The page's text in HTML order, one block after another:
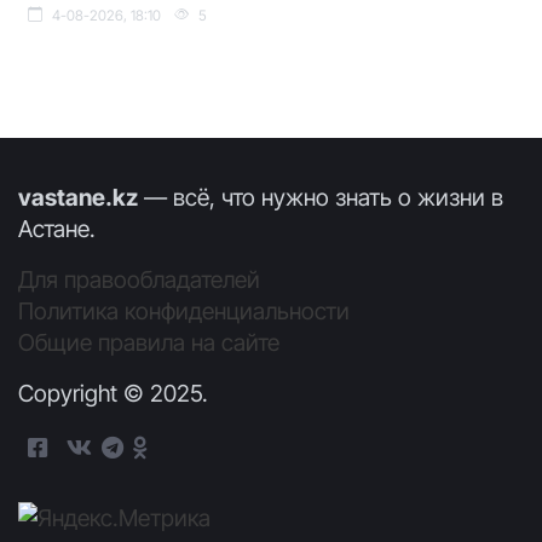
4-08-2026, 18:10 5
vastane.kz — всё, что нужно знать о жизни в
Астане.
Для правообладателей
Политика конфиденциальности
Общие правила на сайте
Copyright © 2025.